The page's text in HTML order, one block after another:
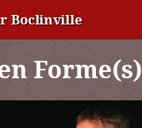
Boclinville
Forme(s)